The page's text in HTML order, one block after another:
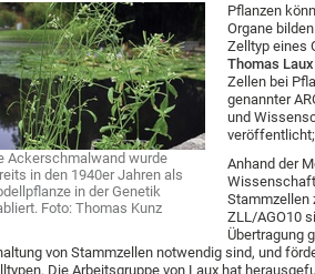
Ackerschmalwand wurde
in den 1940er Jahren als
in der Genetik
Foto: Thomas Kunz
Pflanzen
Organe
Zelltyp eines
Thomas Laux
Zellen bei
genannter
und
Anhand der
Stammzellen
ZLL/AGO10
Übertragung
von Stammzellen notwendig sind, und
Die Arbeitsgruppe von Laux hat